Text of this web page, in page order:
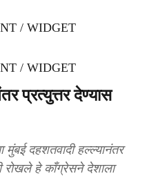
/ WIDGET
/ WIDGET
प्रत्युत्तर देण्यास
दहशतवादी हल्ल्यानंतर
रोखले हे काँग्रेसने देशाला